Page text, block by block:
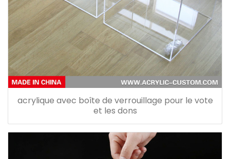
acrylique avec boîte de verrouillage pour le vote
et les dons